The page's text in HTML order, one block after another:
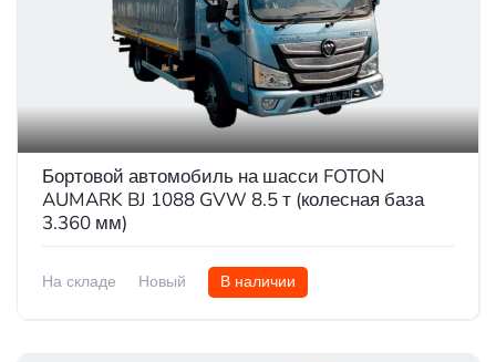
Бортовой автомобиль на шасси FOTON
AUMARK BJ 1088 GVW 8.5 т (колесная база
3.360 мм)
На складе Новый В наличии